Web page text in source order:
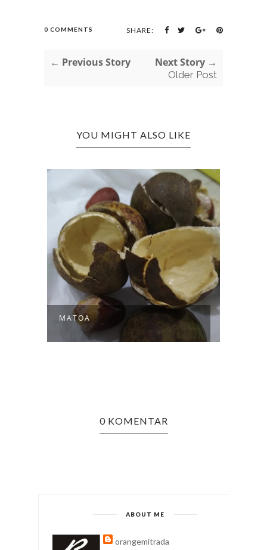
0 COMMENTS SHARE:
← Previous Story Next Story →
Older Post
YOU MIGHT ALSO LIKE
MATOA
0 KOMENTAR
ABOUT ME
orangemitrada